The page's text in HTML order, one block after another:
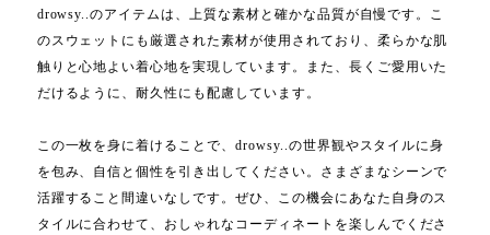
drowsy..のアイテムは、上質な素材と確かな品質が自慢です。こ
のスウェットにも厳選された素材が使用されており、柔らかな肌
触りと心地よい着心地を実現しています。また、長くご愛用いた
だけるように、耐久性にも配慮しています。
この一枚を身に着けることで、drowsy..の世界観やスタイルに身
を包み、自信と個性を引き出してください。さまざまなシーンで
活躍すること間違いなしです。ぜひ、この機会にあなた自身のス
タイルに合わせて、おしゃれなコーディネートを楽しんでくださ